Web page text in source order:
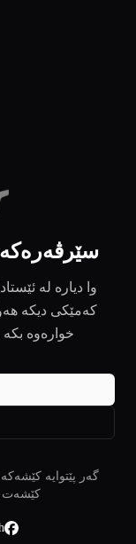
وا دیارە لە
کەمێکی دیکە
خوارەوە بکە
گەر پێتوایە
کێشەت